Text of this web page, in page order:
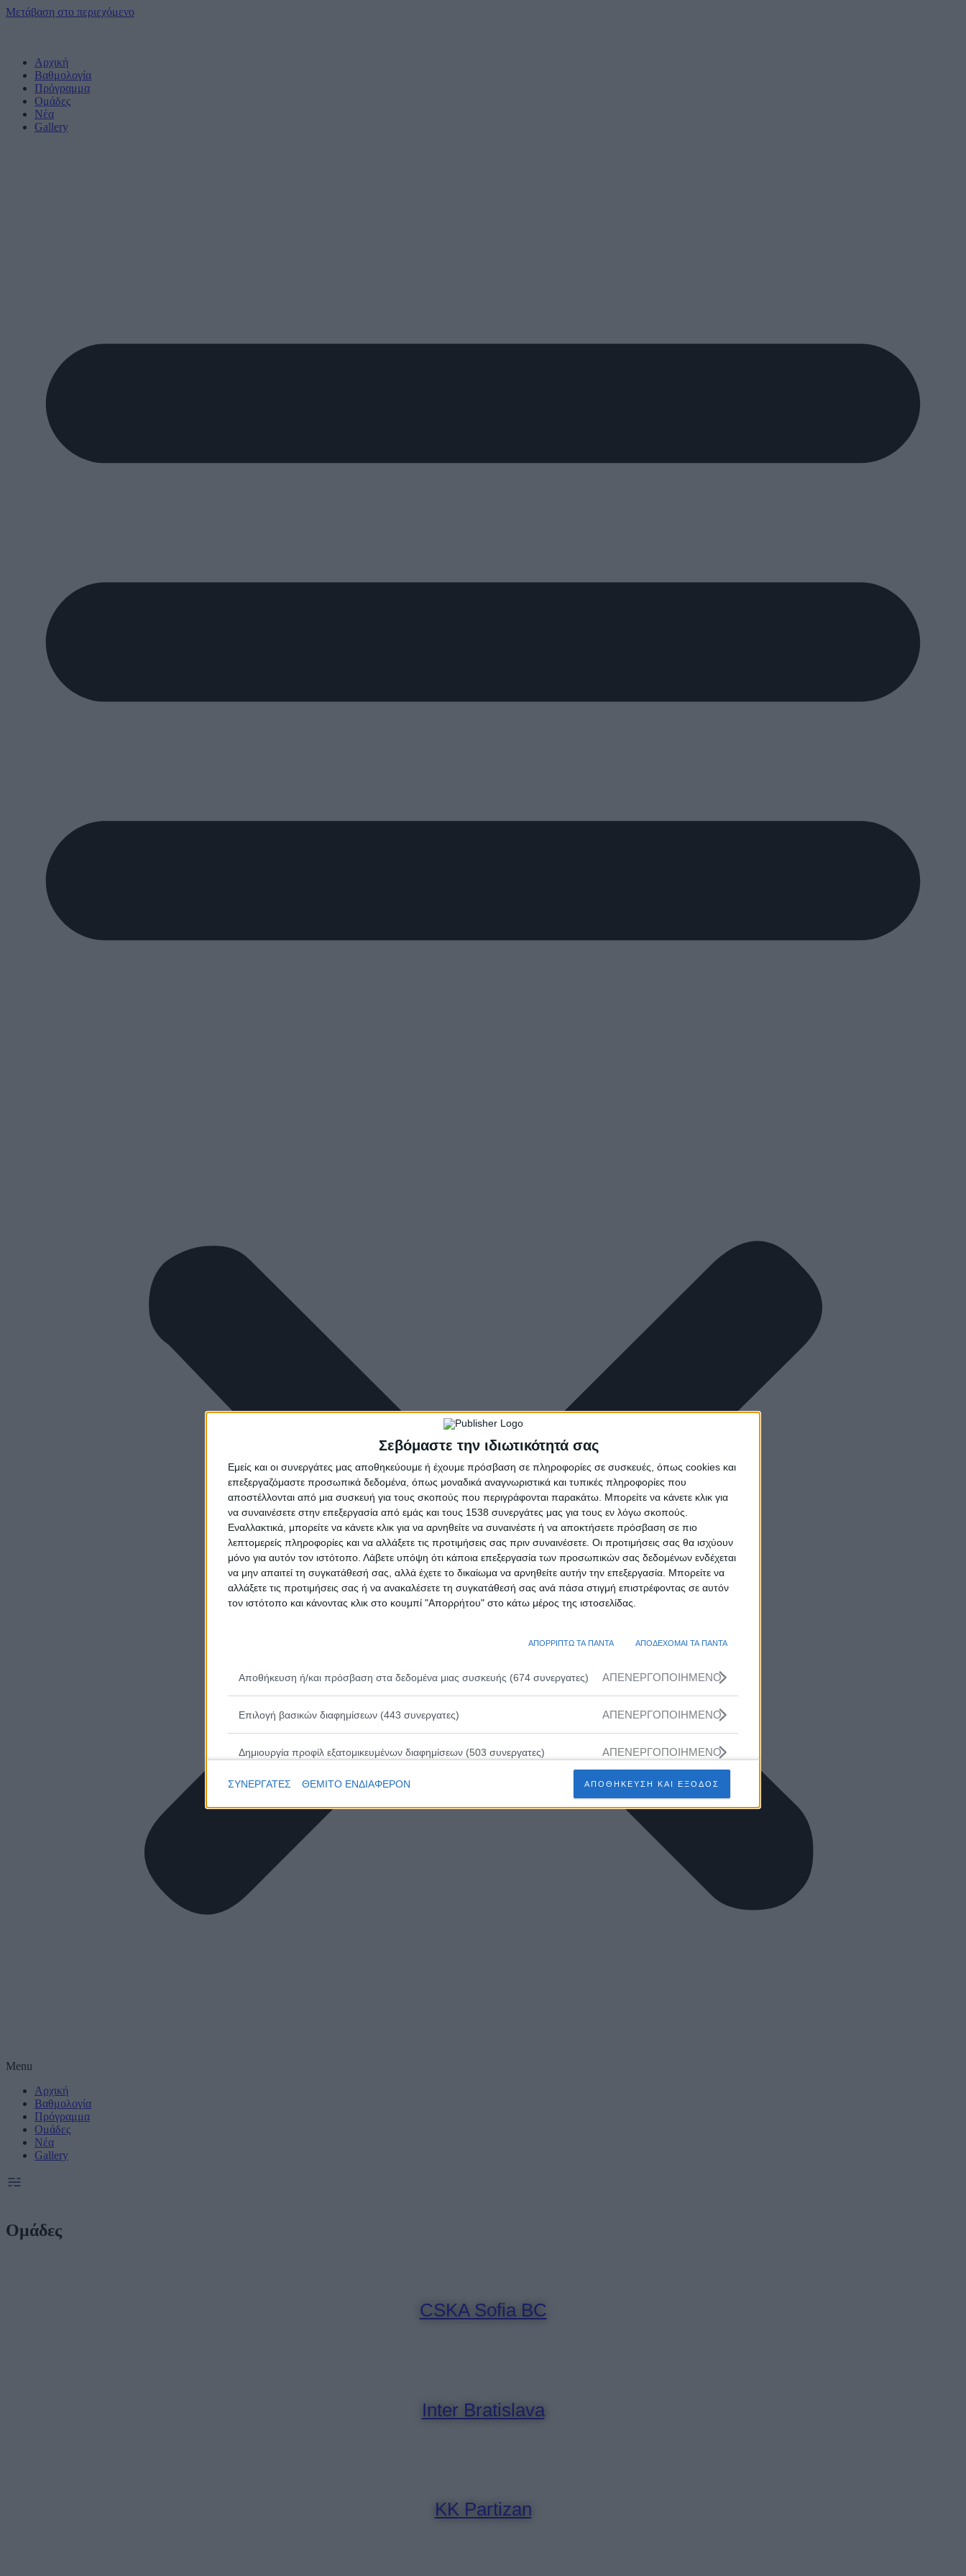
Σεβόμαστε την ιδιωτικότητά σας
Εμείς και οι συνεργάτες μας αποθηκεύουμε ή έχουμε πρόσβαση σε πληροφορίες σε συσκευές, όπως cookies και
επεξεργαζόμαστε προσωπικά δεδομένα, όπως μοναδικά αναγνωριστικά και τυπικές πληροφορίες που
αποστέλλονται από μια συσκευή για τους σκοπούς που περιγράφονται παρακάτω. Μπορείτε να κάνετε κλικ για
να συναινέσετε στην επεξεργασία από εμάς και τους 1538 συνεργάτες μας για τους εν λόγω σκοπούς.
Εναλλακτικά, μπορείτε να κάνετε κλικ για να αρνηθείτε να συναινέστε ή να αποκτήσετε πρόσβαση σε πιο
λεπτομερείς πληροφορίες και να αλλάξετε τις προτιμήσεις σας πριν συναινέσετε. Οι προτιμήσεις σας θα ισχύουν
μόνο για αυτόν τον ιστότοπο. Λάβετε υπόψη ότι κάποια επεξεργασία των προσωπικών σας δεδομένων ενδέχεται
να μην απαιτεί τη συγκατάθεσή σας, αλλά έχετε το δικαίωμα να αρνηθείτε αυτήν την επεξεργασία. Μπορείτε να
αλλάξετε τις προτιμήσεις σας ή να ανακαλέσετε τη συγκατάθεσή σας ανά πάσα στιγμή επιστρέφοντας σε αυτόν
τον ιστότοπο και κάνοντας κλικ στο κουμπί "Απορρήτου" στο κάτω μέρος της ιστοσελίδας.
ΑΠΟΡΡΙΠΤΩ ΤΑ ΠΑΝΤΑ ΑΠΟΔΕΧΟΜΑΙ ΤΑ ΠΑΝΤΑ
Αποθήκευση ή/και πρόσβαση στα δεδομένα μιας συσκευής (674 συνεργατες) ΑΠΕΝΕΡΓΟΠΟΙΗΜΕΝΟ
Επιλογή βασικών διαφημίσεων (443 συνεργατες) ΑΠΕΝΕΡΓΟΠΟΙΗΜΕΝΟ
Δημιουργία προφίλ εξατομικευμένων διαφημίσεων (503 συνεργατες) ΑΠΕΝΕΡΓΟΠΟΙΗΜΕΝΟ
Επιλογή εξατομικευμένων διαφημίσεων (502 συνεργατες) ΑΠΕΝΕΡΓΟΠΟΙΗΜΕΝΟ
Δημιουργία προφίλ εξατομικευμένου περιεχομένου (230 συνεργατες) ΑΠΕΝΕΡΓΟΠΟΙΗΜΕΝΟ
Επιλογή εξατομικευμένου περιεχομένου (210 συνεργατες) ΑΠΕΝΕΡΓΟΠΟΙΗΜΕΝΟ
Μέτρηση απόδοσης διαφημίσεων (466 συνεργατες) ΑΠΕΝΕΡΓΟΠΟΙΗΜΕΝΟ
ΣΥΝΕΡΓΑΤΕΣ ΘΕΜΙΤΟ ΕΝΔΙΑΦΕΡΟΝ ΑΠΟΘΗΚΕΥΣΗ ΚΑΙ ΕΞΟΔΟΣ
Μετάβαση στο περιεχόμενο
Αρχική
Βαθμολογία
Πρόγραμμα
Ομάδες
Νέα
Gallery
Menu
Αρχική
Βαθμολογία
Πρόγραμμα
Ομάδες
Νέα
Gallery
Ομάδες
CSKA Sofia BC
Inter Bratislava
KK Partizan